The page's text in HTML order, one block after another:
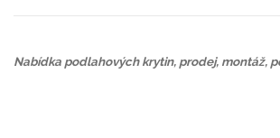
Nabídka podlahových krytin, prodej, montáž,